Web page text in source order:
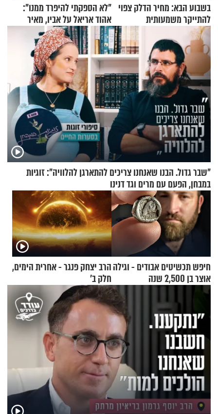
בשבוע הבא: מחיר הדלק צפוי
להתייקר משמעותית
"לא הספקתי להיפרד ממנו":
אהוד אריאל על אביו, מאיר
אריאל ז"ל
"שבר גדול. הבנו שאנחנו צריכים להתארגן להלוויה": זוגיות
במבחן, הפעם עם מרים וגד דנינו
חיפש תכשיטים אבודים - וגילה
אוצר בן 2,500 שנה
הרב יצחק פנגר - אחרית הימים,
חלק ב’